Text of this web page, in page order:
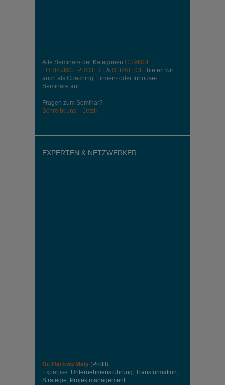
Alle Seminare der Kategorien CHANGE
FÜHRUNG
PROJEKT & STRATEGIE bieten wir
auch als Coaching, Firmen- oder Inhouse-
Seminare an!
Fragen zum Seminar?
Schreibt uns – Jetzt!
EXPERTEN & NETZWERKER
Dr. Hartwig Maly (Profil )
Expertise: Unternehmensführung, Transformation,
Strategie, Projektmanagement